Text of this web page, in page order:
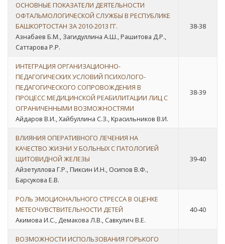
ОСНОВНЫЕ ПОКАЗАТЕЛИ ДЕЯТЕЛЬНОСТИ
ОФТАЛЬМОЛОГИЧЕСКОЙ СЛУЖБЫ В РЕСПУБЛИКЕ
БАШКОРТОСТАН ЗА 2010-2013 ГГ.
Азнабаев Б.М., Загидуллина А.Ш., Рашитова Д.Р.,
Саттарова Р.Р.
38-38
ИНТЕГРАЦИЯ ОРГАНИЗАЦИОННО-
ПЕДАГОГИЧЕСКИХ УСЛОВИЙ ПСИХОЛОГО-
ПЕДАГОГИЧЕСКОГО СОПРОВОЖДЕНИЯ В
ПРОЦЕСС МЕДИЦИНСКОЙ РЕАБИЛИТАЦИИ ЛИЦ С
ОГРАНИЧЕННЫМИ ВОЗМОЖНОСТЯМИ
Айдаров В.И., Хайбуллина С.З., Красильников В.И.
38-39
ВЛИЯНИЯ ОПЕРАТИВНОГО ЛЕЧЕНИЯ НА
КАЧЕСТВО ЖИЗНИ У БОЛЬНЫХ С ПАТОЛОГИЕЙ
ЩИТОВИДНОЙ ЖЕЛЕЗЫ
Айзетуллова Г.Р., Пиксин И.Н., Осипов В.Ф.,
Барсукова Е.В.
39-40
РОЛЬ ЭМОЦИОНАЛЬНОГО СТРЕССА В ОЦЕНКЕ
МЕТЕОЧУВСТВИТЕЛЬНОСТИ ДЕТЕЙ
Акимова И.С., Демакова Л.В., Савкулич В.Е.
40-40
ВОЗМОЖНОСТИ ИСПОЛЬЗОВАНИЯ ГОРЬКОГО